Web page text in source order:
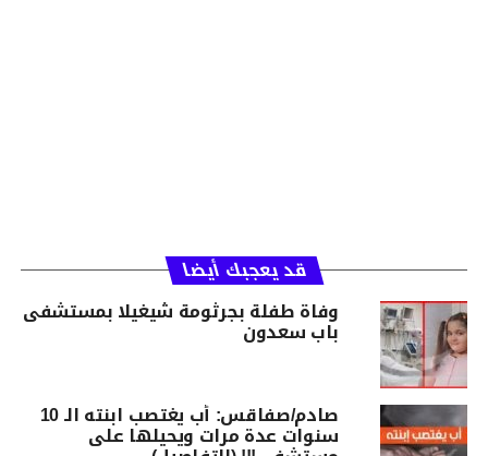
قد يعجبك أيضا
وفاة طفلة بجرثومة شيغيلا بمستشفى
باب سعدون
صادم/صفاقس: أب يغتصب ابنته الـ 10
سنوات عدة مرات ويحيلها على